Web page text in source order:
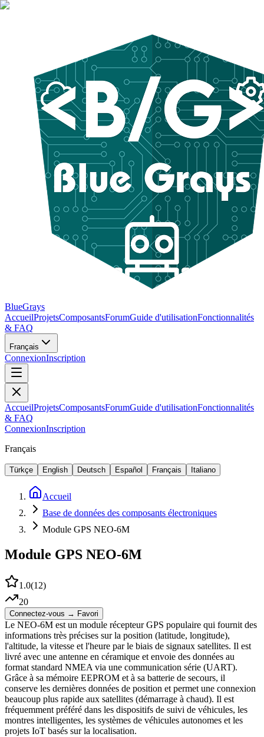
BlueGrays
AccueilProjetsComposantsForumGuide d'utilisationFonctionnalités
& FAQ
Français
ConnexionInscription
AccueilProjetsComposantsForumGuide d'utilisationFonctionnalités
& FAQ
ConnexionInscription
Français
Türkçe English Deutsch Español Français Italiano
Accueil
Base de données des composants électroniques
Module GPS NEO-6M
Module GPS NEO-6M
1.0(12)
20
Connectez-vous → Favori
Le NEO-6M est un module récepteur GPS populaire qui fournit des
informations très précises sur la position (latitude, longitude),
l'altitude, la vitesse et l'heure par le biais de signaux satellites. Il est
livré avec une antenne en céramique et envoie des données au
format standard NMEA via une communication série (UART).
Grâce à sa mémoire EEPROM et à sa batterie de secours, il
conserve les dernières données de position et permet une connexion
beaucoup plus rapide aux satellites (démarrage à chaud). Il est
fréquemment préféré dans les dispositifs de suivi de véhicules, les
montres intelligentes, les systèmes de véhicules autonomes et les
projets IoT basés sur la localisation.